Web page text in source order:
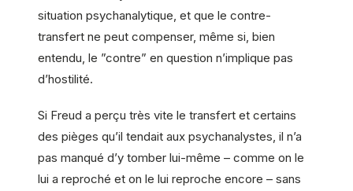
situation psychanalytique, et que le contre-
transfert ne peut compenser, même si, bien
entendu, le ”contre” en question n’implique pas
d’hostilité.
Si Freud a perçu très vite le transfert et certains
des pièges qu’il tendait aux psychanalystes, il n’a
pas manqué d’y tomber lui-même – comme on le
lui a reproché et on le lui reproche encore – sans